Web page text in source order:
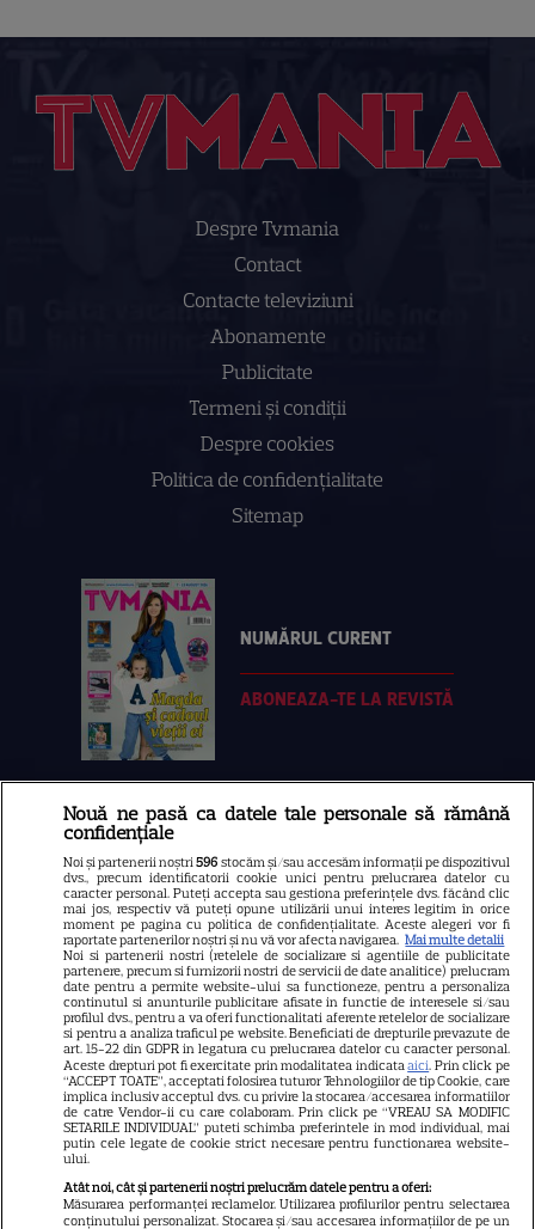
Despre Tvmania
Contact
Contacte televiziuni
Abonamente
Publicitate
Termeni și condiții
Despre cookies
Politica de confidenţialitate
Sitemap
NUMĂRUL CURENT
ABONEAZA-TE LA REVISTĂ
Libertatea
Libertatea pentru femei
GSP
Știri mondene
Avantaje
Elle
Unica
Retete practice
URMĂREȘTE-NE PE
Nouă ne pasă ca datele tale personale să rămână
confidențiale
Noi și partenerii noștri596 stocăm și/sau accesăm informații pe dispozitivul
dvs., precum identificatorii cookie unici pentru prelucrarea datelor cu
caracter personal. Puteți accepta sau gestiona preferințele dvs. făcând clic
mai jos, respectiv vă puteți opune utilizării unui interes legitim în orice
moment pe pagina cu politica de confidențialitate. Aceste alegeri vor fi
raportate partenerilor noștri și nu vă vor afecta navigarea. Mai multe detalii
Noi si partenerii nostri (retelele de socializare si agentiile de publicitate
partenere, precum si furnizorii nostri de servicii de date analitice) prelucram
date pentru a permite website-ului sa functioneze, pentru a personaliza
continutul si anunturile publicitare afisate in functie de interesele si/sau
profilul dvs., pentru a va oferi functionalitati aferente retelelor de socializare
si pentru a analiza traficul pe website. Beneficiati de drepturile prevazute de
art. 15-22 din GDPR in legatura cu prelucrarea datelor cu caracter personal.
Aceste drepturi pot fi exercitate prin modalitatea indicataaici. Prin click pe
“ACCEPT TOATE”, acceptati folosirea tuturor Tehnologiilor de tip Cookie, care
implica inclusiv acceptul dvs. cu privire la stocarea/accesarea informatiilor
de catre Vendor-ii cu care colaboram. Prin click pe “VREAU SA MODIFIC
SETARILE INDIVIDUAL” puteti schimba preferintele in mod individual, mai
putin cele legate de cookie strict necesare pentru functionarea website-
ului.
Atât noi, cât și partenerii noștri prelucrăm datele pentru a oferi:
Măsurarea performanței reclamelor. Utilizarea profilurilor pentru selectarea
conținutului personalizat. Stocarea și/sau accesarea informațiilor de pe un